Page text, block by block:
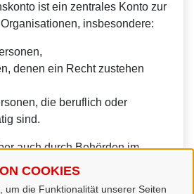
COOKIES
um die Funktionalität unserer Seiten
ist ein zentrales Konto zur
insbesondere:
denen ein Recht zustehen
die beruflich oder
sind.
auch durch Behörden im
Verwaltungsverfahrensgesetz